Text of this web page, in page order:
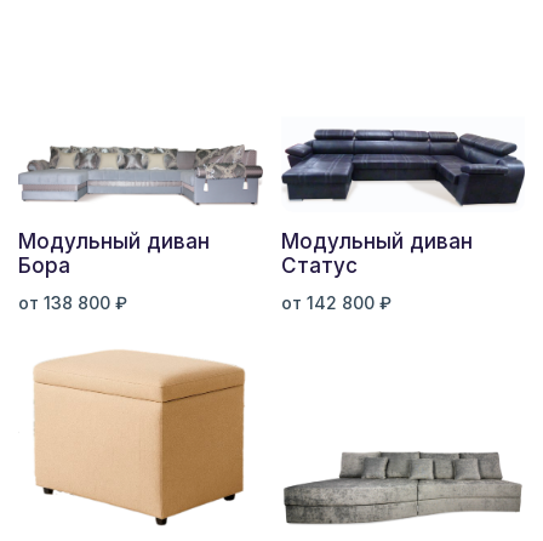
Модульный диван
Бора
от 138 800 ₽
Модульный диван
Статус
от 142 800 ₽